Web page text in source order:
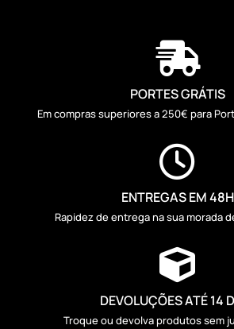

PORTES GRÁTIS
Em compras superiores a 250€ para

ENTREGAS EM 48H
Rapidez de entrega na sua morada

DEVOLUÇÕES ATÉ 14
Troque ou devolva produtos sem